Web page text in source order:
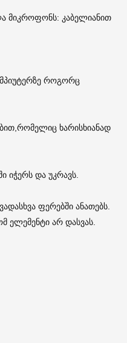
მიკროფონს: კაბელიანით
როგორც
ხარისხიანად
იჭერს და უკრავს.
ფერებში ანათებს.
ელემენტი არ დასვას.